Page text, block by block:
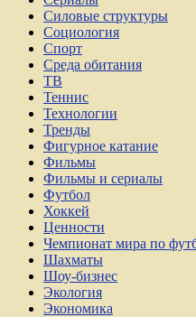
Силовые структуры
Социология
Спорт
Среда обитания
ТВ
Теннис
Технологии
Тренды
Фигурное катание
Фильмы
Фильмы и сериалы
Футбол
Хоккей
Ценности
Чемпионат мира по
Шахматы
Шоу-бизнес
Экология
Экономика